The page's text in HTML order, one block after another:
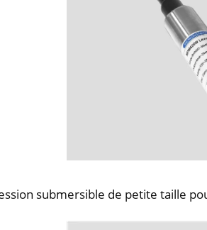
submersible de petite taille